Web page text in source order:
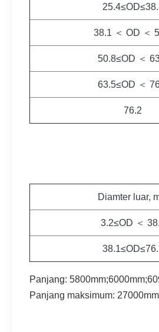
38.1 ＜ OD ＜
50.8≤OD ＜
63.5≤OD ＜
76.2
Diamter luar,
3.2≤OD ＜
Panjang:
Panjang maksimum: